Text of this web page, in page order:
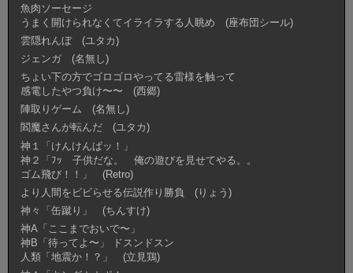
魚肉ソーセージ
うまく開けられなくてイライラする人眺め (座布団シール)
雲隠れんぼ (ユタカ)
ジェンガ (名無し)
ちょい下の方でゴロゴロやってる雷様を触って
感電したやつ負け〜〜 (西郷)
陣取りゲーム (名無し)
閻魔さんが転んだ (ユタカ)
神１「けんけんぱッ！」
神２「ﾌｯ 子供だな。 俺の遊びを見せてやる。。
ゴム飛び！！」 (Retro)
より人間をビビらせる伝説作り勝負 (りょう)
神々「缶蹴り」 (ちんすけ)
神A「ここまでおいで〜」
神B「待ってよ〜」 ドスンドスン
人類「地震か！？」 (立見鶏)